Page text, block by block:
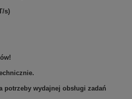
s)
potrzeby wydajnej obsługi zadań